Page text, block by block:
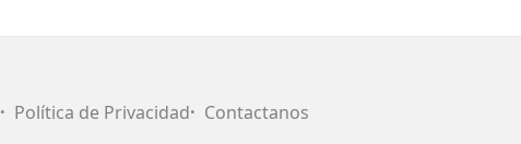
Política de Privacidad Contactanos